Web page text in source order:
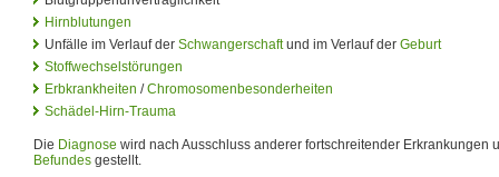
Hirnblutungen
Unfälle im Verlauf der Schwangerschaftund im Verlauf der Geburt
Stoffwechselstörungen
Erbkrankheiten /Chromosomenbesonderheiten
Schädel-Hirn-Trauma
Die Diagnose wird nach Ausschluss anderer fortschreitender Erkrankungen
Befundes gestellt.